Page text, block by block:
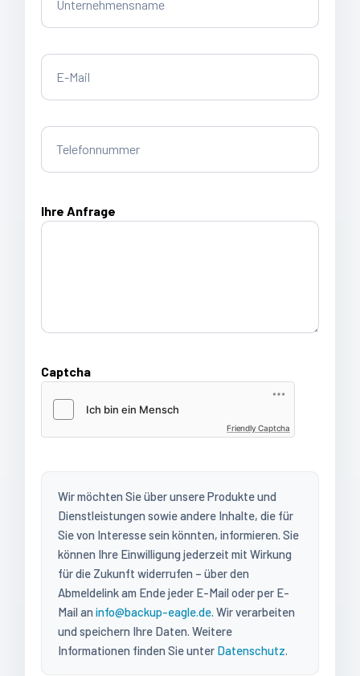
Ihre Anfrage
Captcha
Friendly Captcha
Wir möchten Sie über unsere Produkte und
Dienstleistungen sowie andere Inhalte, die für
Sie von Interesse sein könnten, informieren. Sie
können Ihre Einwilligung jederzeit mit Wirkung
für die Zukunft widerrufen – über den
Abmeldelink am Ende jeder E-Mail oder per E-
Mail an info@backup-eagle.de. Wir verarbeiten
und speichern Ihre Daten. Weitere
Informationen finden Sie unter Datenschutz.